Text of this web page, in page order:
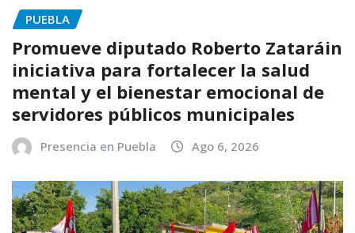
PUEBLA
Promueve diputado Roberto Zataráin
iniciativa para fortalecer la salud
mental y el bienestar emocional de
servidores públicos municipales
Presencia en Puebla Ago 6, 2026